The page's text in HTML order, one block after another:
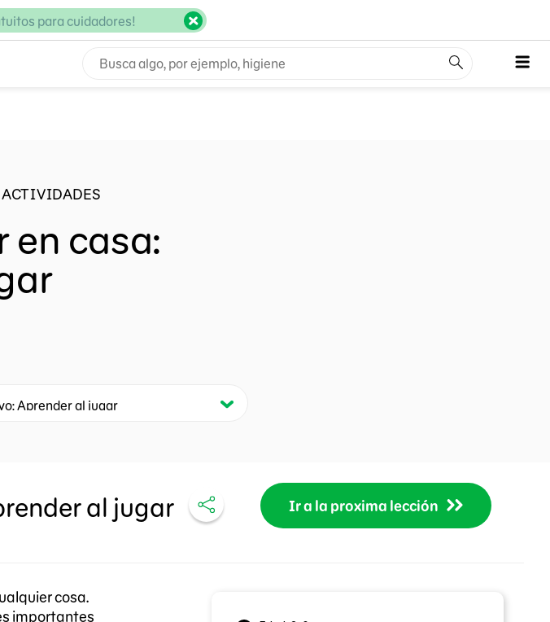
para cuidadores!
ACTIVIDADES
en casa:
Ir a la proxima lección
al jugar
cosa.
importantes